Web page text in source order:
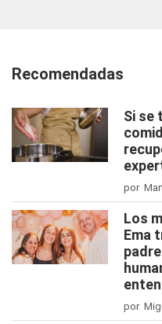
Recomendadas
Si se
por
Los
Ema
por